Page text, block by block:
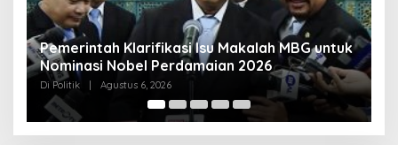
Pemerintah Klarifikasi Isu Makalah MBG untuk
Nominasi Nobel Perdamaian 2026
Di Politik Agustus 6, 2026